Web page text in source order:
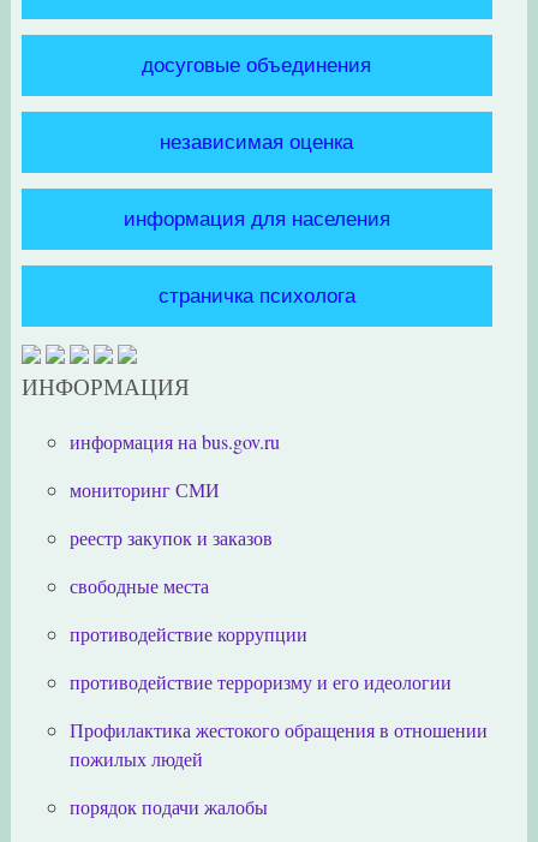
досуговые объединения
независимая оценка
информация для населения
страничка психолога
ИНФОРМАЦИЯ
информация на bus.gov.ru
мониторинг СМИ
реестр закупок и заказов
свободные места
противодействие коррупции
противодействие терроризму и его идеологии
Профилактика жестокого обращения в отношении
пожилых людей
порядок подачи жалобы